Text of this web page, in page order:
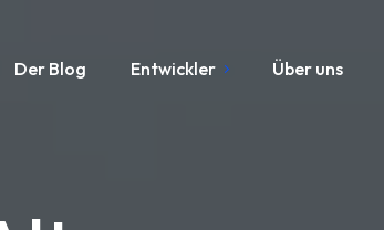
Der Blog Entwickler Über uns